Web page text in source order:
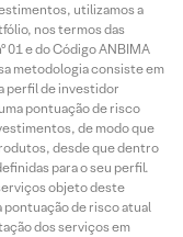
utilizamos a
nos termos das
01 e do Código ANBIMA
metodologia consiste em
perfil de investidor
pontuação de risco
de modo que
desde que dentro
para o seu perfil.
objeto deste
pontuação de risco atual
dos serviços em